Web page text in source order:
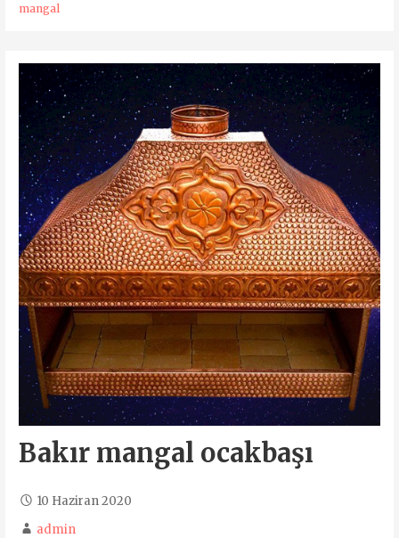
mangal
Bakır mangal ocakbaşı
10 Haziran 2020
admin